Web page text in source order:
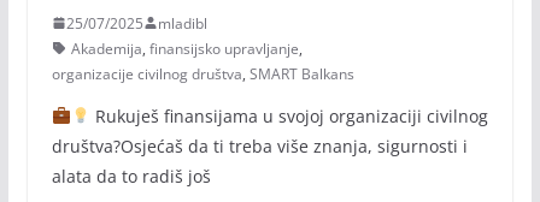
25/07/2025
mladibl
Akademija, finansijsko upravljanje,
organizacije civilnog društva, SMART Balkans
Rukuješ finansijama u svojoj organizaciji civilnog
društva?Osjećaš da ti treba više znanja, sigurnosti i
alata da to radiš još